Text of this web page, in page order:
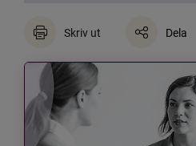
Skriv ut Dela